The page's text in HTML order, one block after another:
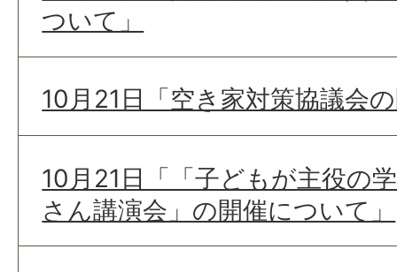
ついて」
10月21日「空き家対策協議会
10月21日「「子どもが主役の
さん講演会」の開催について」